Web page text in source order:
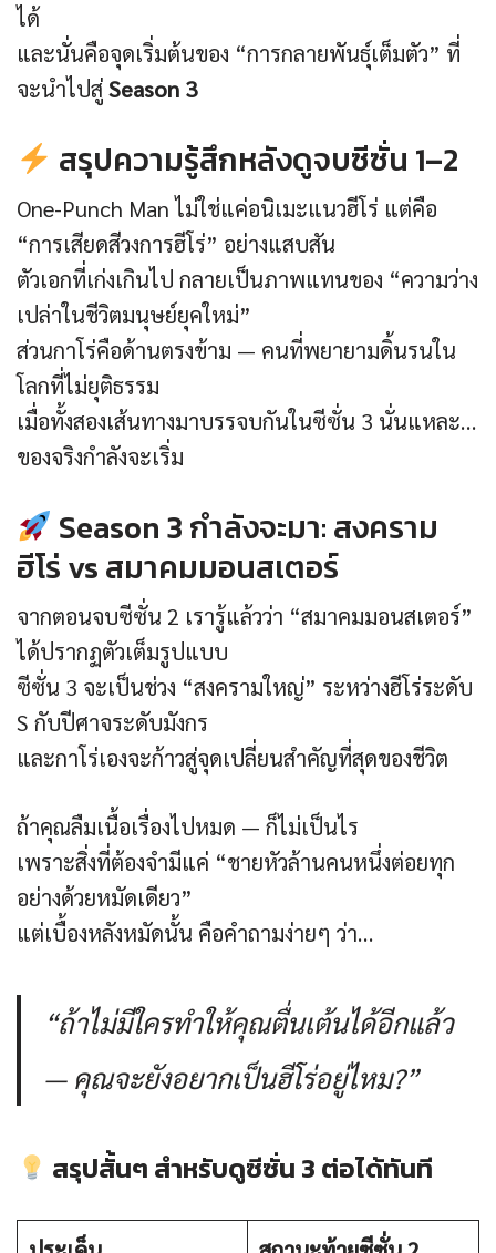
ได้
และนั่นคือจุดเริ่มต้นของ “การกลายพันธุ์เต็มตัว” ที่
จะนำไปสู่Season 3
สรุปความรู้สึกหลังดูจบซีซั่น 1–2
One-Punch Man ไม่ใช่แค่อนิเมะแนวฮีโร่ แต่คือ
“การเสียดสีวงการฮีโร่” อย่างแสบสัน
ตัวเอกที่เก่งเกินไป กลายเป็นภาพแทนของ “ความว่าง
เปล่าในชีวิตมนุษย์ยุคใหม่”
ส่วนกาโร่คือด้านตรงข้าม — คนที่พยายามดิ้นรนใน
โลกที่ไม่ยุติธรรม
เมื่อทั้งสองเส้นทางมาบรรจบกันในซีซั่น 3 นั่นแหละ…
ของจริงกำลังจะเริ่ม
Season 3 กำลังจะมา: สงคราม
ฮีโร่ vs สมาคมมอนสเตอร์
จากตอนจบซีซั่น 2 เรารู้แล้วว่า “สมาคมมอนสเตอร์”
ได้ปรากฏตัวเต็มรูปแบบ
ซีซั่น 3 จะเป็นช่วง “สงครามใหญ่” ระหว่างฮีโร่ระดับ
S กับปีศาจระดับมังกร
และกาโร่เองจะก้าวสู่จุดเปลี่ยนสำคัญที่สุดของชีวิต
ถ้าคุณลืมเนื้อเรื่องไปหมด — ก็ไม่เป็นไร
เพราะสิ่งที่ต้องจำมีแค่ “ชายหัวล้านคนหนึ่งต่อยทุก
อย่างด้วยหมัดเดียว”
แต่เบื้องหลังหมัดนั้น คือคำถามง่ายๆ ว่า…
“ถ้าไม่มีใครทำให้คุณตื่นเต้นได้อีกแล้ว
— คุณจะยังอยากเป็นฮีโร่อยู่ไหม?”
สรุปสั้นๆ สำหรับดูซีซั่น 3 ต่อได้ทันที